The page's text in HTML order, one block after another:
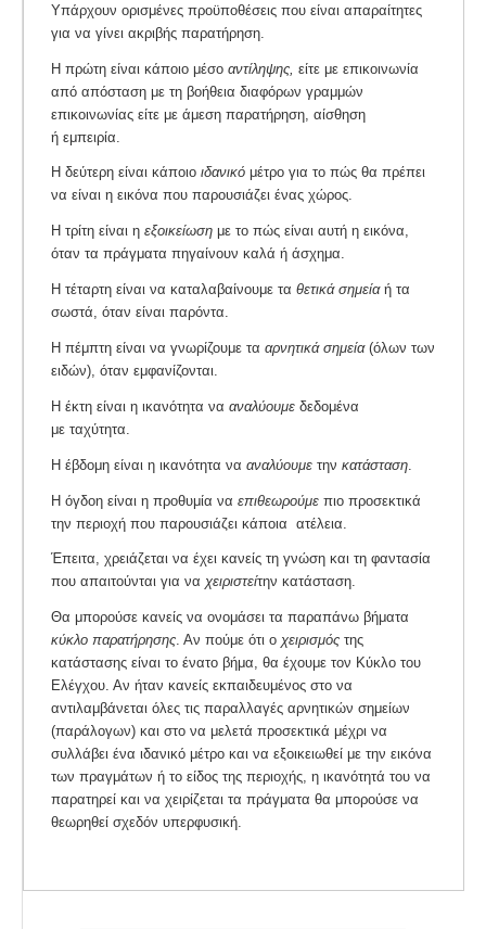
Υπάρχουν ορισμένες προϋποθέσεις που είναι απαραίτητες
για να γίνει ακριβής παρατήρηση.
Η πρώτη είναι κάποιο μέσο αντίληψης, είτε με επικοινωνία
από απόσταση με τη βοήθεια διαφόρων γραμμών
επικοινωνίας είτε με άμεση παρατήρηση, αίσθηση
ή εμπειρία.
Η δεύτερη είναι κάποιο ιδανικό μέτρο για το πώς θα πρέπει
να είναι η εικόνα που παρουσιάζει ένας χώρος.
Η τρίτη είναι η εξοικείωση με το πώς είναι αυτή η εικόνα,
όταν τα πράγματα πηγαίνουν καλά ή άσχημα.
Η τέταρτη είναι να καταλαβαίνουμε τα θετικά σημεία ή τα
σωστά, όταν είναι παρόντα.
Η πέμπτη είναι να γνωρίζουμε τα αρνητικά σημεία (όλων των
ειδών), όταν εμφανίζονται.
Η έκτη είναι η ικανότητα να αναλύουμε δεδομένα
με ταχύτητα.
Η έβδομη είναι η ικανότητα να αναλύουμε την κατάσταση
Η όγδοη είναι η προθυμία να επιθεωρούμε πιο προσεκτικά
την περιοχή που παρουσιάζει κάποια ατέλεια.
Έπειτα, χρειάζεται να έχει κανείς τη γνώση και τη φαντασία
που απαιτούνται για να χειριστείτην κατάσταση.
Θα μπορούσε κανείς να ονομάσει τα παραπάνω βήματα
κύκλο παρατήρησης. Αν πούμε ότι ο χειρισμός της
κατάστασης είναι το ένατο βήμα, θα έχουμε τον Κύκλο του
Ελέγχου. Αν ήταν κανείς εκπαιδευμένος στο να
αντιλαμβάνεται όλες τις παραλλαγές αρνητικών σημείων
(παράλογων) και στο να μελετά προσεκτικά μέχρι να
συλλάβει ένα ιδανικό μέτρο και να εξοικειωθεί με την εικόνα
των πραγμάτων ή το είδος της περιοχής, η ικανότητά του να
παρατηρεί και να χειρίζεται τα πράγματα θα μπορούσε να
θεωρηθεί σχεδόν υπερφυσική.